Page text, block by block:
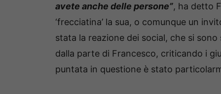
avete anche delle persone”, ha detto
‘frecciatina’ la sua, o comunque un
stata la reazione dei social, che si
dalla parte di Francesco, criticando i
puntata in questione è stato